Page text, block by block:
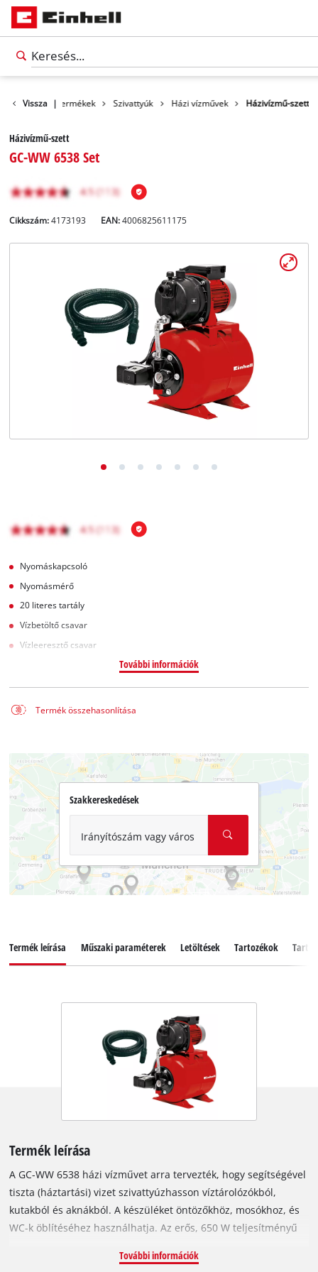
Magyar
Vissza | Termékek Szivattyúk Házi vízművek Házivízmű-szett
Házivízmű-szett
GC-WW 6538 Set
Cikkszám: 4173193 EAN:4006825611175
Nyomáskapcsoló
Nyomásmérő
20 literes tartály
Vízbetöltő csavar
Vízleeresztő csavar
További információk
Termék összehasonlítása
Szakkereskedések
Irányítószám vagy város
Termék leírása Műszaki paraméterek Letöltések Tartozékok
Termék leírása
A GC-WW 6538 házi vízművet arra tervezték, hogy segítségével
tiszta (háztartási) vizet szivattyúzhasson víztárolózókból,
kutakból és aknákból. A készüléket öntözőkhöz, mosókhoz, és
WC-k öblítéséhez használhatja. Az erős, 650 W teljesítményű
WW 6538 20 literes nyomótartálya gondoskodik arról, hogy a
További információk